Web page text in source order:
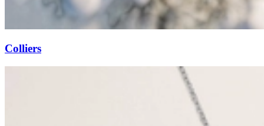
Colliers